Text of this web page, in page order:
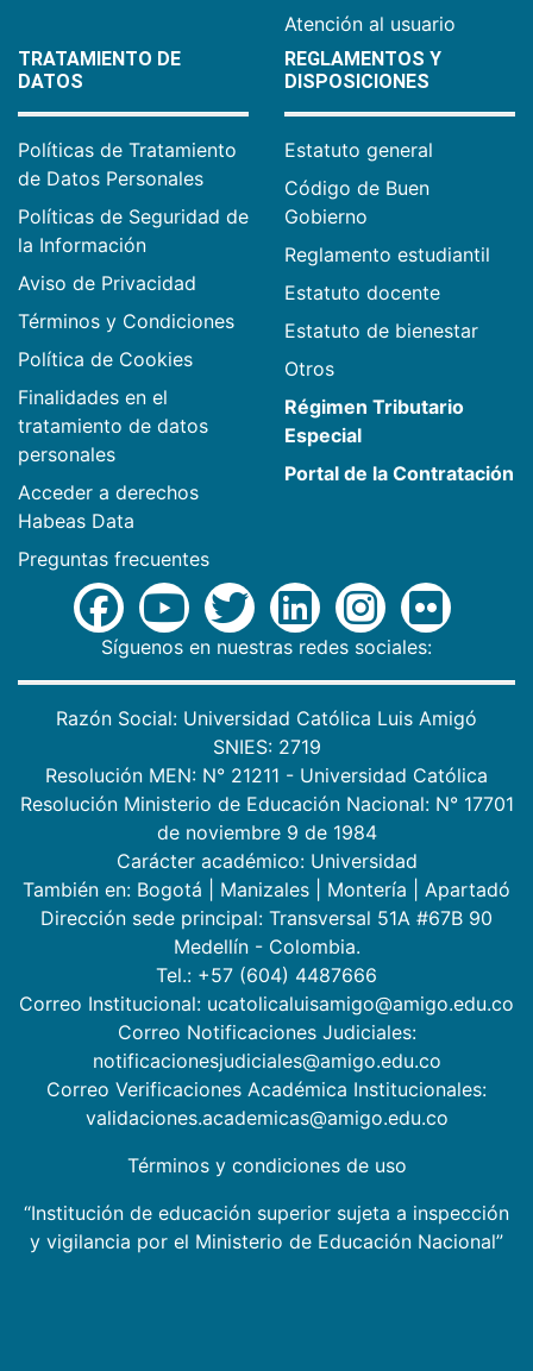
Atención al usuario
TRATAMIENTO DE
DATOS
Políticas de Tratamiento
de Datos Personales
Políticas de Seguridad de
la Información
Aviso de Privacidad
Términos y Condiciones
Política de Cookies
Finalidades en el
tratamiento de datos
personales
Acceder a derechos
Habeas Data
Preguntas frecuentes
REGLAMENTOS Y
DISPOSICIONES
Estatuto general
Código de Buen
Gobierno
Reglamento estudiantil
Estatuto docente
Estatuto de bienestar
Otros
Régimen Tributario
Especial
Portal de la Contratación
Síguenos en nuestras redes sociales:
Razón Social: Universidad Católica Luis Amigó
SNIES: 2719
Resolución MEN: N° 21211 - Universidad Católica
Resolución Ministerio de Educación Nacional: N° 17701
de noviembre 9 de 1984
Carácter académico: Universidad
También en: Bogotá Manizales Montería
Apartadó
Dirección sede principal: Transversal 51A #67B 90
Medellín - Colombia.
Tel.: +57 (604) 4487666
Correo Institucional: ucatolicaluisamigo@amigo.edu.co
Correo Notificaciones Judiciales:
notificacionesjudiciales@amigo.edu.co
Correo Verificaciones Académica Institucionales:
validaciones.academicas@amigo.edu.co
Términos y condiciones de uso
“Institución de educación superior sujeta a inspección
y vigilancia por el Ministerio de Educación Nacional”